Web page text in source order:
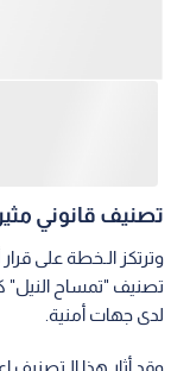
تصنيف قانوني
وترتكز الـخطة على قرار
تصنيف "تمساح النيل"
لدى جهات أمنية.